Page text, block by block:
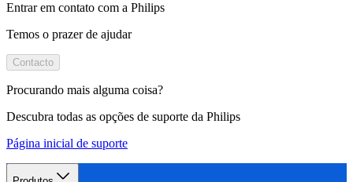
Entrar em contato com a Philips
Temos o prazer de ajudar
Contacto
Procurando mais alguma coisa?
Descubra todas as opções de suporte da Philips
Página inicial de suporte